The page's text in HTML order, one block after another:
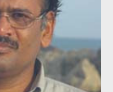
மீட்டெடுப்பதன் நோக்கம்
அரூப இயக்கத்தை பொதுவயமாக
கருவறையின்
படக்கருவியை இயக்கி சாத்தி
அறிதல் அபச்சாரமில்லை.
எனும் சமகால
இக்கருவியை மனுஷ்யபுத்திரனின்